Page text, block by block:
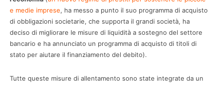
e medie imprese, ha messo a punto il suo programma di acquisto
di obbligazioni societarie, che supporta il grandi società, ha
deciso di migliorare le misure di liquidità a sostegno del settore
bancario e ha annunciato un programma di acquisto di titoli di
stato per aiutare il finanziamento del debito).
Tutte queste misure di allentamento sono state integrate da un